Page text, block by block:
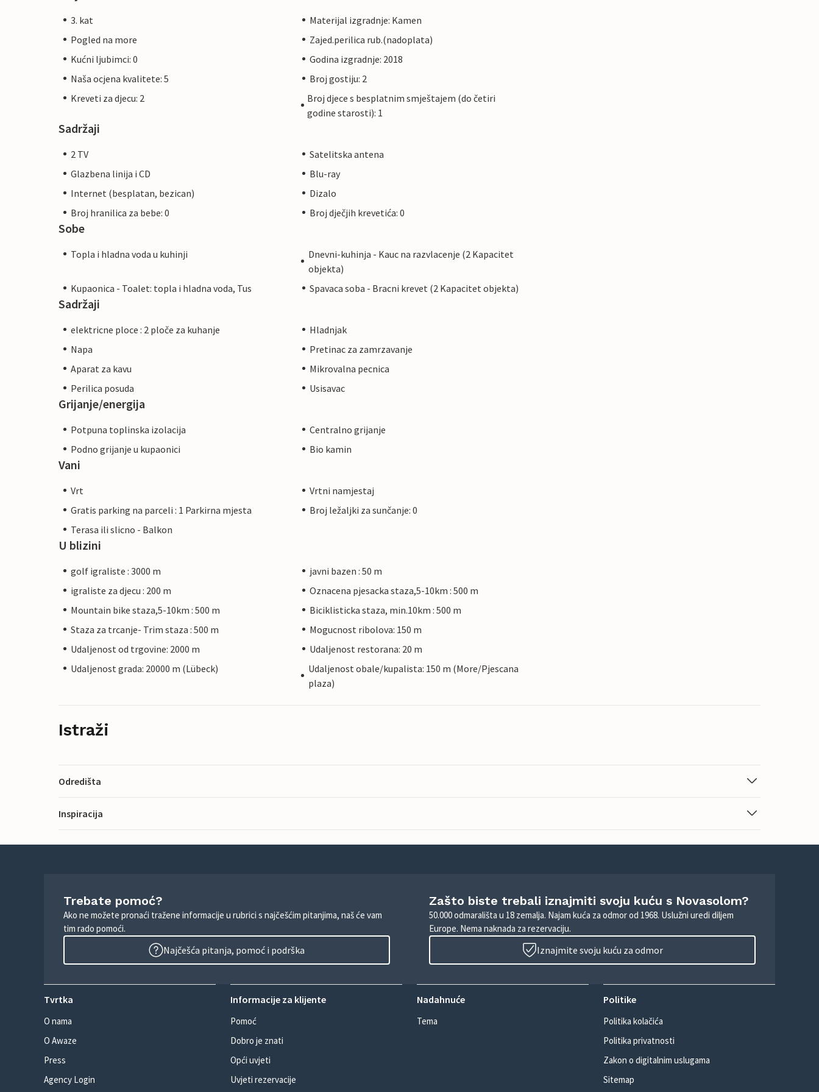
3. kat
Materijal izgradnje: Kamen
Pogled na more
Zajed.perilica rub.(nadoplata)
Kućni ljubimci: 0
Godina izgradnje: 2018
Naša ocjena kvalitete: 5
Broj gostiju: 2
Kreveti za djecu: 2
Broj djece s besplatnim smještajem (do četiri
godine starosti): 1
Sadržaji
2 TV
Satelitska antena
Glazbena linija i CD
Blu-ray
Internet (besplatan, bezican)
Dizalo
Broj hranilica za bebe: 0
Broj dječjih krevetića: 0
Sobe
Topla i hladna voda u kuhinji
Dnevni-kuhinja - Kauc na razvlacenje (2 Kapacitet
objekta)
Kupaonica - Toalet: topla i hladna voda, Tus
Spavaca soba - Bracni krevet (2 Kapacitet objekta)
Sadržaji
elektricne ploce : 2 ploče za kuhanje
Hladnjak
Napa
Pretinac za zamrzavanje
Aparat za kavu
Mikrovalna pecnica
Perilica posuda
Usisavac
Grijanje/energija
Potpuna toplinska izolacija
Centralno grijanje
Podno grijanje u kupaonici
Bio kamin
Vani
Vrt
Vrtni namjestaj
Gratis parking na parceli : 1 Parkirna mjesta
Broj ležaljki za sunčanje: 0
Terasa ili slicno - Balkon
U blizini
golf igraliste : 3000 m
javni bazen : 50 m
igraliste za djecu : 200 m
Oznacena pjesacka staza,5-10km : 500 m
Mountain bike staza,5-10km : 500 m
Biciklisticka staza, min.10km : 500 m
Staza za trcanje- Trim staza : 500 m
Mogucnost ribolova: 150 m
Udaljenost od trgovine: 2000 m
Udaljenost restorana: 20 m
Udaljenost grada: 20000 m (Lübeck)
Udaljenost obale/kupalista: 150 m (More/Pjescana
plaza)
Istraži
Odredišta
Inspiracija
Trebate pomoć?
Ako ne možete pronaći tražene informacije u rubrici s najčešćim pitanjima, naš će vam
tim rado pomoći.
Najčešća pitanja, pomoć i podrška
Zašto biste trebali iznajmiti svoju kuću s Novasolom?
50.000 odmarališta u 18 zemalja. Najam kuća za odmor od 1968. Uslužni uredi diljem
Europe. Nema naknada za rezervaciju.
Iznajmite svoju kuću za odmor
Tvrtka
O nama
O Awaze
Press
Agency Login
Informacije za klijente
Pomoć
Dobro je znati
Opći uvjeti
Uvjeti rezervacije
Nadahnuće
Tema
Politike
Politika kolačića
Politika privatnosti
Zakon o digitalnim uslugama
Sitemap